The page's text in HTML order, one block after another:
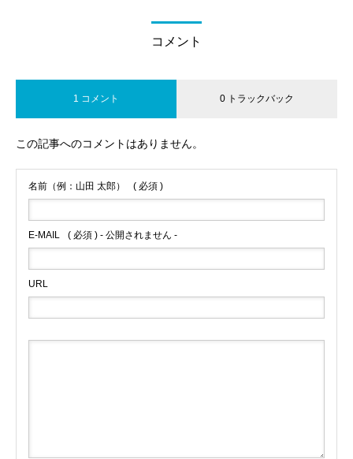
コメント
1 コメント 0 トラックバック
この記事へのコメントはありません。
名前（例：山田 太郎） ( 必須 )
E-MAIL ( 必須 ) - 公開されません -
URL